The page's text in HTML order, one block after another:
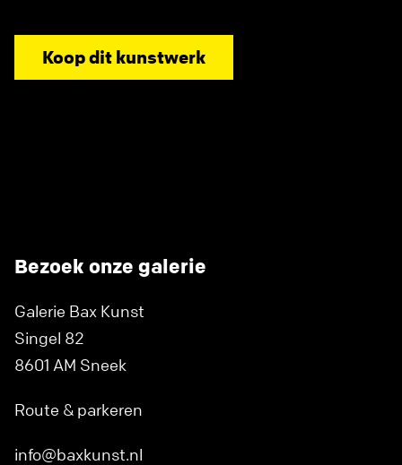
Koop dit kunstwerk
Bezoek onze galerie
Galerie Bax Kunst
Singel 82
8601 AM Sneek
Route & parkeren
info@baxkunst.nl